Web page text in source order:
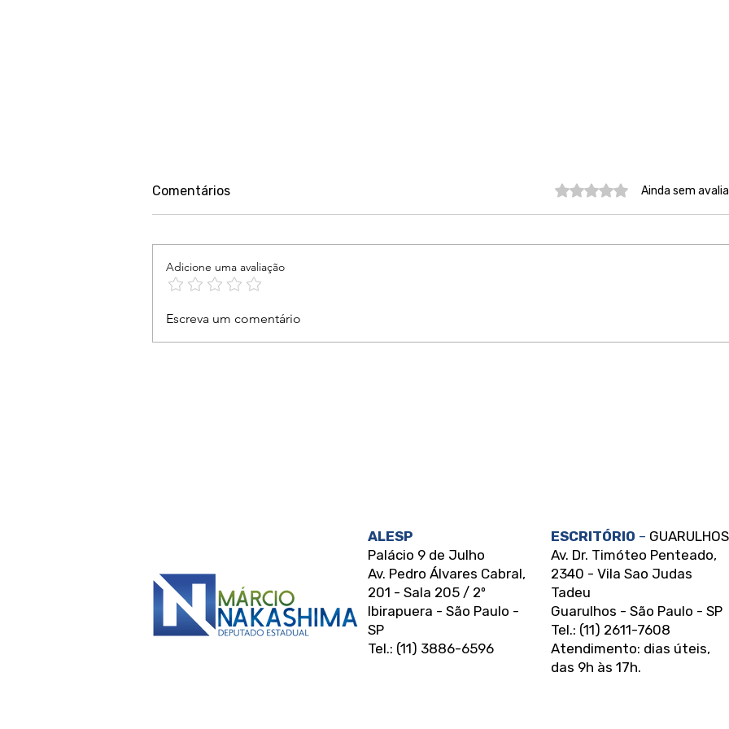
tem compromisso e
entrega resultado
lado das mulheres vítimas
Comentários Avaliado com 0 de 5
Ainda sem
Adicione uma avaliação
Escreva um comentário
ALESP
Palácio 9 de Julho
Av. Pedro Álvares Cabral,
201 - Sala 205 / 2º
Ibirapuera - São Paulo -
SP
Tel.: (11) 3886-6596
ESCRITÓRIO – GUARULHOS
Av. Dr. Timóteo Penteado,
2340 - Vila Sao Judas
Tadeu
Guarulhos - São Paulo - SP
Tel.: (11) 2611-7608
Atendimento: dias úteis,
das 9h às 17h.